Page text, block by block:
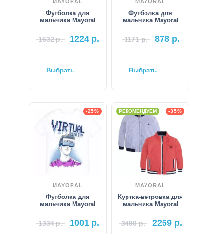
MAYORAL
Футболка для
мальчика Mayoral
1632р. 1224 р.
Выбрать ...
MAYORAL
Футболка для
мальчика Mayoral
1171р. 878р.
Выбрать ...
-25%
MAYORAL
Футболка для
мальчика Mayoral
1334р. 1001 р.
-35%
РЕКОМЕНДУЕМ
MAYORAL
Куртка-ветровка для
мальчика Mayoral
3490р. 2269 р.